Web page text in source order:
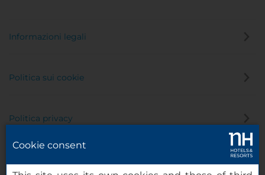
Informazioni legali
Politica sui cookie
Politica privacy
Cookie consent